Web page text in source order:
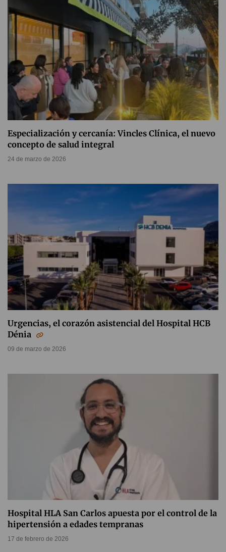
Especialización y cercanía: Vincles Clínica, el nuevo
concepto de salud integral
24 de marzo de 2026
Urgencias, el corazón asistencial del Hospital HCB
Dénia
09 de marzo de 2026
Hospital HLA San Carlos apuesta por el control de la
hipertensión a edades tempranas
17 de febrero de 2026